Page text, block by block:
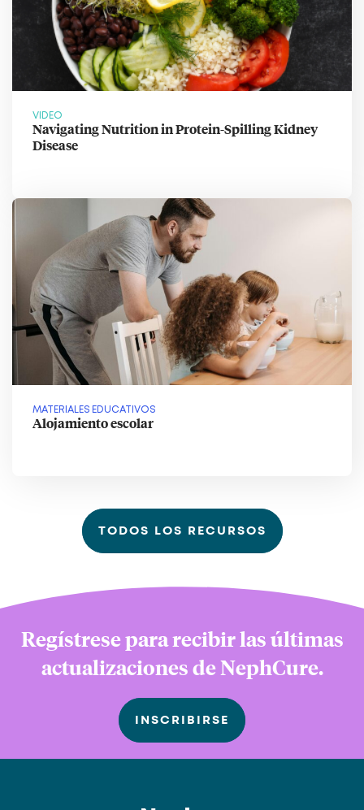
VIDEO
Navigating Nutrition in Protein-Spilling Kidney
Disease
MATERIALES EDUCATIVOS
Alojamiento escolar
TODOS LOS RECURSOS
Regístrese para recibir las últimas
actualizaciones de NephCure.
INSCRIBIRSE